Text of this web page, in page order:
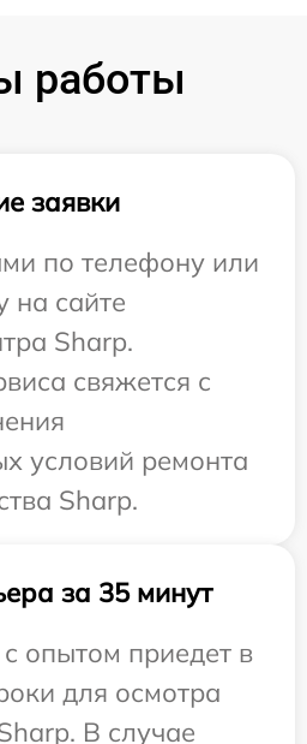
работы
заявки
по телефону или
на сайте
Sharp.
свяжется с
условий ремонта
Sharp.
за 35 минут
опытом приедет в
для осмотра
В случае